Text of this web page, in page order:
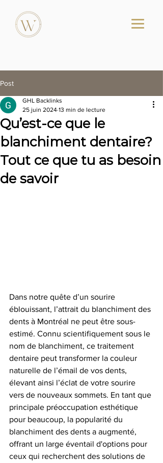
Post
Qu’est-ce que le
blanchiment dentaire?
Tout ce que tu as besoin
de savoir
GHL Backlinks
25 juin 2024 13 min de lecture
Dans notre quête d’un sourire
éblouissant, l’attrait du blanchiment des
dents à Montréal ne peut être sous-
estimé. Connu scientifiquement sous le
nom de blanchiment, ce traitement
dentaire peut transformer la couleur
naturelle de l’émail de vos dents,
élevant ainsi l’éclat de votre sourire
vers de nouveaux sommets. En tant que
principale préoccupation esthétique
pour beaucoup, la popularité du
blanchiment des dents a augmenté,
offrant un large éventail d'options pour
ceux qui recherchent des solutions de